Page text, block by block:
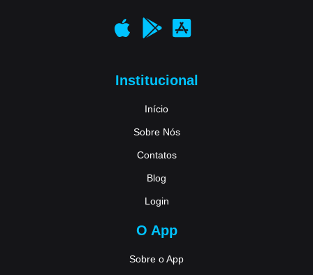
Institucional
Início
Sobre Nós
Contatos
Blog
Login
O App
Sobre o App